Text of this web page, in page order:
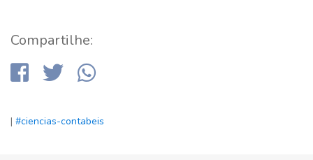
Compartilhe:
| #ciencias-contabeis